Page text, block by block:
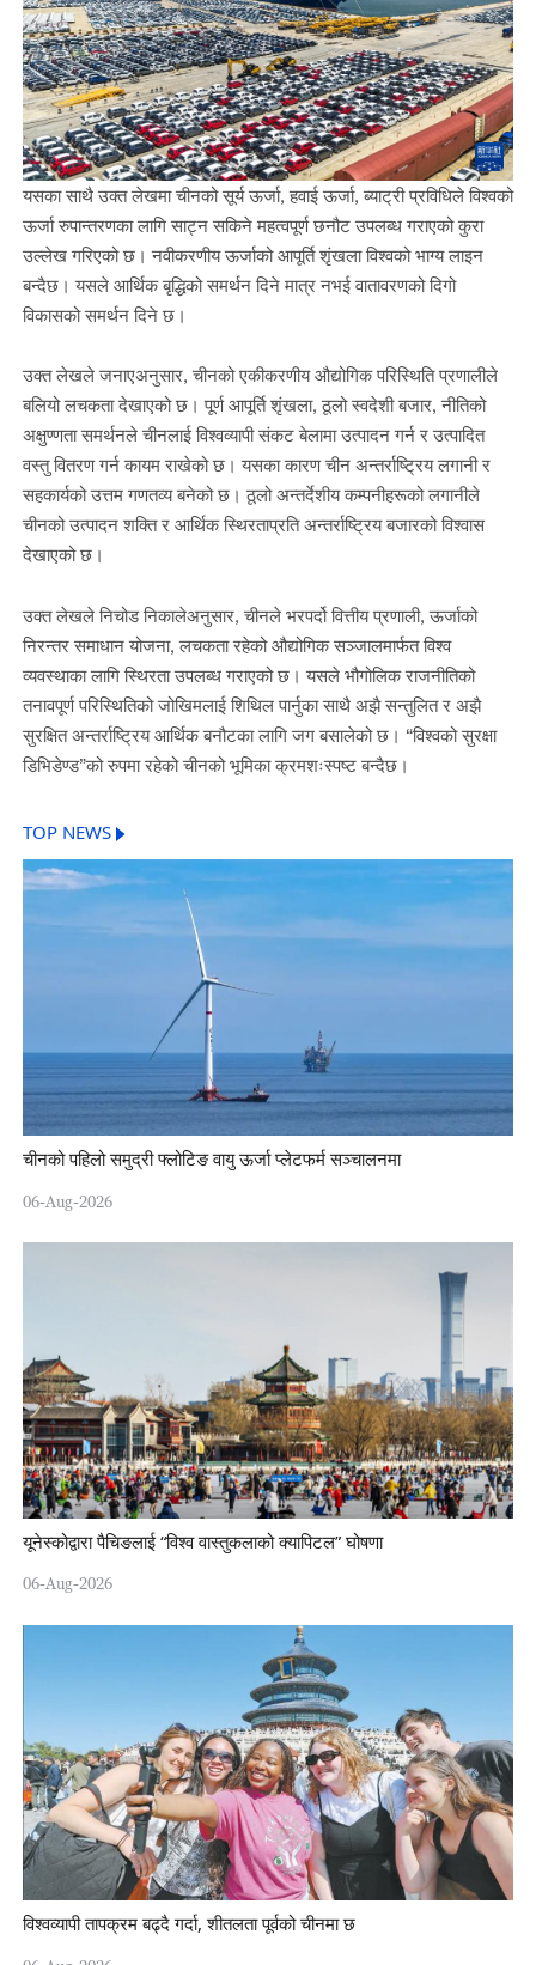
यसका साथै उक्त लेखमा चीनको सूर्य ऊर्जा, हवाई ऊर्जा, ब्याट्री प्रविधिले विश्वको
ऊर्जा रुपान्तरणका लागि साट्न सकिने महत्वपूर्ण छनौट उपलब्ध गराएको कुरा
उल्लेख गरिएको छ। नवीकरणीय ऊर्जाको आपूर्ति शृंखला विश्वको भाग्य लाइन
बन्दैछ। यसले आर्थिक बृद्धिको समर्थन दिने मात्र नभई वातावरणको दिगो
विकासको समर्थन दिने छ।
उक्त लेखले जनाएअनुसार, चीनको एकीकरणीय औद्योगिक परिस्थिति प्रणालीले
बलियो लचकता देखाएको छ। पूर्ण आपूर्ति शृंखला, ठूलो स्वदेशी बजार, नीतिको
अक्षुण्णता समर्थनले चीनलाई विश्वव्यापी संकट बेलामा उत्पादन गर्न र उत्पादित
वस्तु वितरण गर्न कायम राखेको छ। यसका कारण चीन अन्तर्राष्ट्रिय लगानी र
सहकार्यको उत्तम गणतव्य बनेको छ। ठूलो अन्तर्देशीय कम्पनीहरूको लगानीले
चीनको उत्पादन शक्ति र आर्थिक स्थिरताप्रति अन्तर्राष्ट्रिय बजारको विश्वास
देखाएको छ।
उक्त लेखले निचोड निकालेअनुसार, चीनले भरपर्दो वित्तीय प्रणाली, ऊर्जाको
निरन्तर समाधान योजना, लचकता रहेको औद्योगिक सञ्जालमार्फत विश्व
व्यवस्थाका लागि स्थिरता उपलब्ध गराएको छ। यसले भौगोलिक राजनीतिको
तनावपूर्ण परिस्थितिको जोखिमलाई शिथिल पार्नुका साथै अझै सन्तुलित र अझै
सुरक्षित अन्तर्राष्ट्रिय आर्थिक बनौटका लागि जग बसालेको छ। “विश्वको सुरक्षा
डिभिडेण्ड”को रुपमा रहेको चीनको भूमिका क्रमशःस्पष्ट बन्दैछ।
TOP NEWS
चीनको पहिलो समुद्री फ्लोटिङ वायु ऊर्जा प्लेटफर्म सञ्चालनमा
06-Aug-2026
यूनेस्कोद्वारा पैचिङलाई “विश्व वास्तुकलाको क्यापिटल” घोषणा
06-Aug-2026
विश्वव्यापी तापक्रम बढ्दै गर्दा, शीतलता पूर्वको चीनमा छ